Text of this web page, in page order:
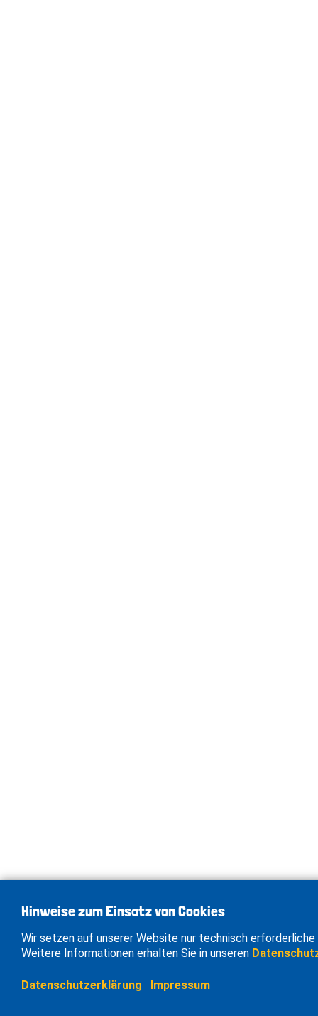
Hinweise zum Einsatz von Cookies
Wir setzen auf unserer Website nur technisch erforderliche
Weitere Informationen erhalten Sie in unseren
Datenschutzerklärung Impressum